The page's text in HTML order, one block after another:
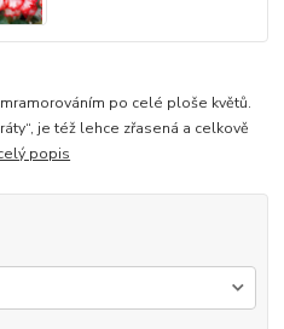
po celé ploše květů.
je též lehce zřasená a celkově
popis